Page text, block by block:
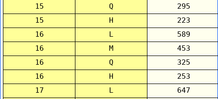
15 Q
295
15
H
223
16
L
589
16
M
453
16
Q
325
16
H
253
17
L
647